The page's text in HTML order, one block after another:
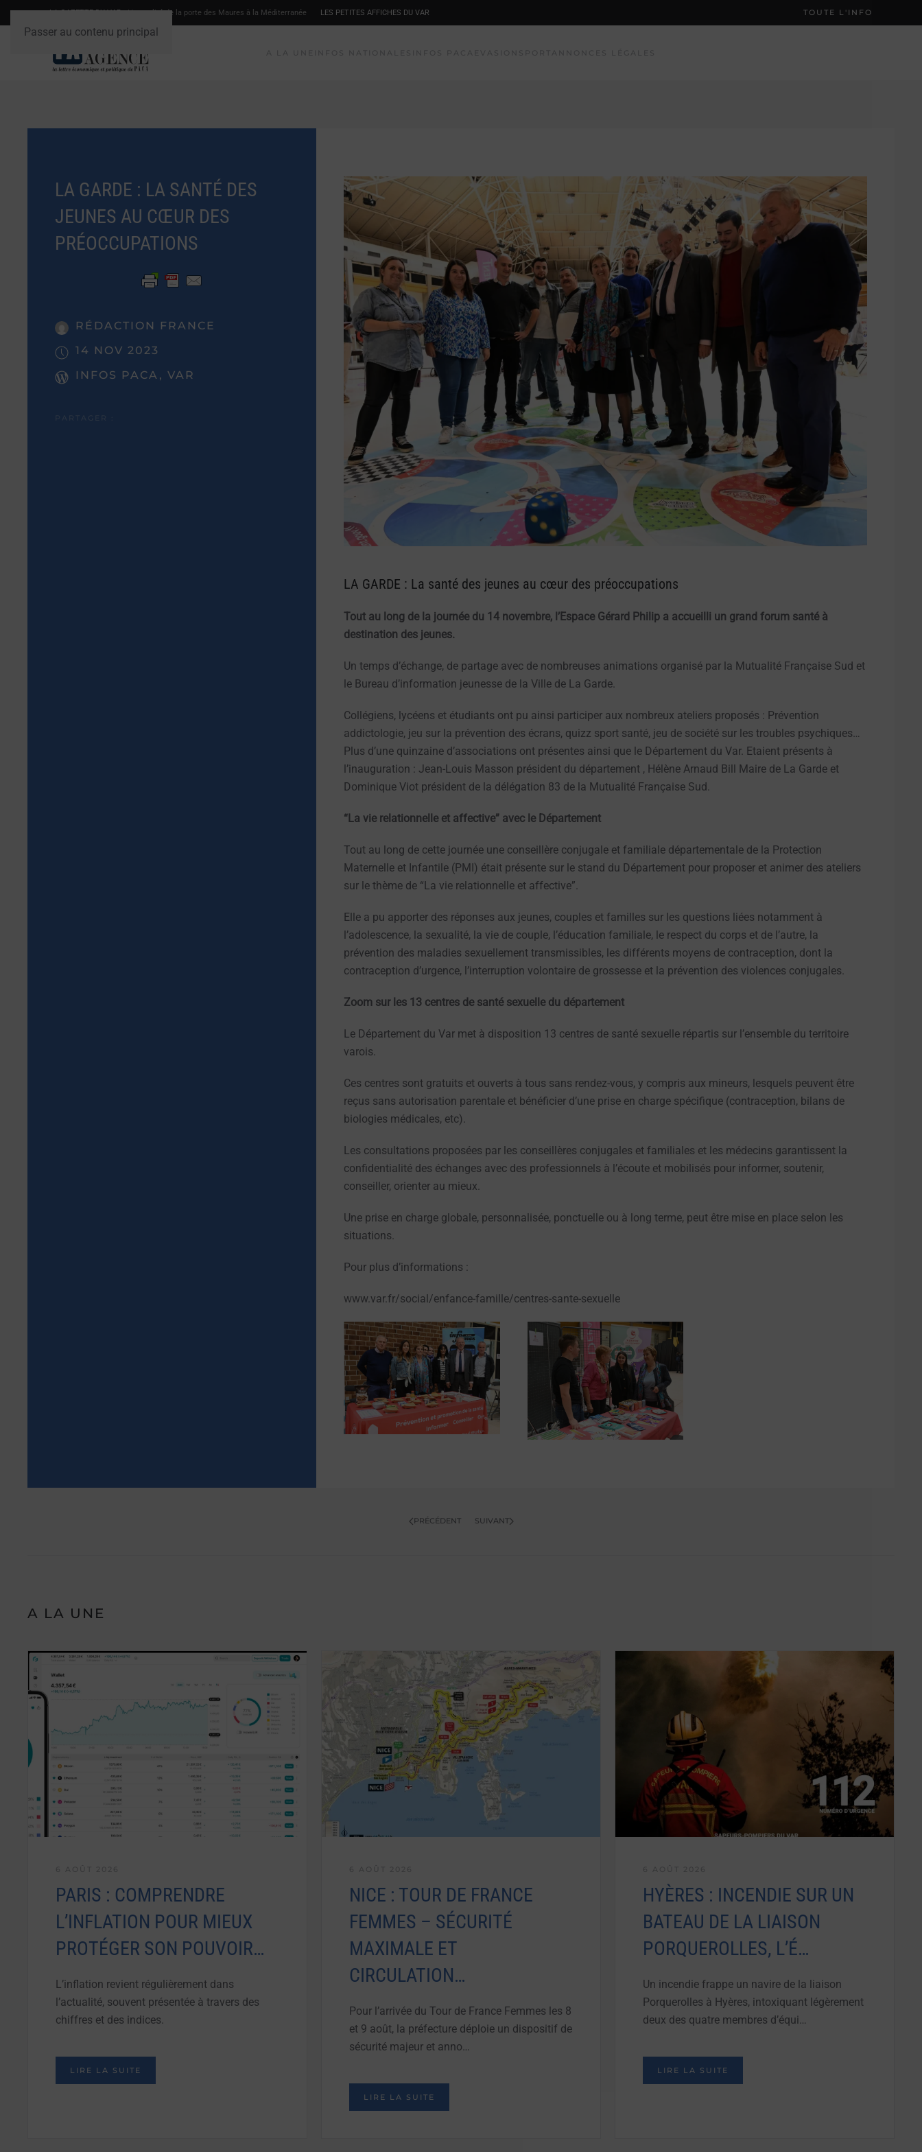
Passer au contenu principal
LA GAZETTE DU VAR- L'actualité de la porte des Maures à la Méditerranée LES PETITES AFFICHES DU VAR TOUTE L'INFO
LA GARDE : LA SANTÉ DES
JEUNES AU CŒUR DES
PRÉOCCUPATIONS
RÉDACTION FRANCE
14 NOV 2023
INFOS PACA, VAR
LA GARDE : La santé des jeunes au cœur des préoccupations
Tout au long de la journée du 14 novembre, l’Espace Gérard Philip a accueilli un grand forum santé à
destination des jeunes.
Un temps d’échange, de partage avec de nombreuses animations organisé par la Mutualité Française Sud et
le Bureau d’information jeunesse de la Ville de La Garde.
Collégiens, lycéens et étudiants ont pu ainsi participer aux nombreux ateliers proposés : Prévention
addictologie, jeu sur la prévention des écrans, quizz sport santé, jeu de société sur les troubles psychiques…
Plus d’une quinzaine d’associations ont présentes ainsi que le Département du Var. Etaient présents à
l’inauguration : Jean-Louis Masson président du département , Hélène Arnaud Bill Maire de La Garde et
Dominique Viot président de la délégation 83 de la Mutualité Française Sud.
“La vie relationnelle et affective” avec le Département
Tout au long de cette journée une conseillère conjugale et familiale départementale de la Protection
Maternelle et Infantile (PMI) était présente sur le stand du Département pour proposer et animer des ateliers
sur le thème de “La vie relationnelle et affective”.
Elle a pu apporter des réponses aux jeunes, couples et familles sur les questions liées notamment à
l’adolescence, la sexualité, la vie de couple, l’éducation familiale, le respect du corps et de l’autre, la
prévention des maladies sexuellement transmissibles, les différents moyens de contraception, dont la
contraception d’urgence, l’interruption volontaire de grossesse et la prévention des violences conjugales.
Zoom sur les 13 centres de santé sexuelle du département
Le Département du Var met à disposition 13 centres de santé sexuelle répartis sur l’ensemble du territoire
varois.
Ces centres sont gratuits et ouverts à tous sans rendez-vous, y compris aux mineurs, lesquels peuvent être
reçus sans autorisation parentale et bénéficier d’une prise en charge spécifique (contraception, bilans de
biologies médicales, etc).
Les consultations proposées par les conseillères conjugales et familiales et les médecins garantissent la
confidentialité des échanges avec des professionnels à l’écoute et mobilisés pour informer, soutenir,
conseiller, orienter au mieux.
Une prise en charge globale, personnalisée, ponctuelle ou à long terme, peut être mise en place selon les
situations.
Pour plus d’informations :
www.var.fr/social/enfance-famille/centres-sante-sexuelle
OUVRIR OUVRIR
PRÉCÉDENT SUIVANT
A LA UNE
PARIS : COMPRENDRE
L’INFLATION POUR MIEUX
PROTÉGER SON POUVOIR…
L’inflation revient régulièrement dans
l’actualité, souvent présentée à travers des
chiffres et des indices.
LIRE LA SUITE
NICE : TOUR DE FRANCE
FEMMES – SÉCURITÉ
MAXIMALE ET
CIRCULATION…
Pour l’arrivée du Tour de France Femmes les 8
et 9 août, la préfecture déploie un dispositif de
sécurité majeur et anno…
LIRE LA SUITE
HYÈRES : INCENDIE SUR UN
BATEAU DE LA LIAISON
PORQUEROLLES, L’É…
Un incendie frappe un navire de la liaison
Porquerolles à Hyères, intoxiquant légèrement
deux des quatre membres d’équi…
LIRE LA SUITE